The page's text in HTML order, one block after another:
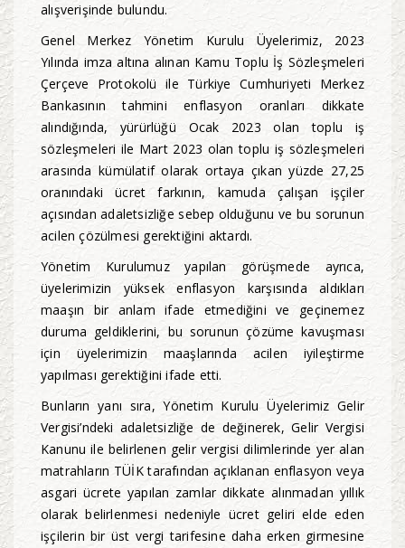
alışverişinde bulundu.
Genel Merkez Yönetim Kurulu Üyelerimiz, 2023
Yılında imza altına alınan Kamu Toplu İş Sözleşmeleri
Çerçeve Protokolü ile Türkiye Cumhuriyeti Merkez
Bankasının tahmini enflasyon oranları dikkate
alındığında, yürürlüğü Ocak 2023 olan toplu iş
sözleşmeleri ile Mart 2023 olan toplu iş sözleşmeleri
arasında kümülatif olarak ortaya çıkan yüzde 27,25
oranındaki ücret farkının, kamuda çalışan işçiler
açısından adaletsizliğe sebep olduğunu ve bu sorunun
acilen çözülmesi gerektiğini aktardı.
Yönetim Kurulumuz yapılan görüşmede ayrıca,
üyelerimizin yüksek enflasyon karşısında aldıkları
maaşın bir anlam ifade etmediğini ve geçinemez
duruma geldiklerini, bu sorunun çözüme kavuşması
için üyelerimizin maaşlarında acilen iyileştirme
yapılması gerektiğini ifade etti.
Bunların yanı sıra, Yönetim Kurulu Üyelerimiz Gelir
Vergisi’ndeki adaletsizliğe de değinerek, Gelir Vergisi
Kanunu ile belirlenen gelir vergisi dilimlerinde yer alan
matrahların TÜİK tarafından açıklanan enflasyon veya
asgari ücrete yapılan zamlar dikkate alınmadan yıllık
olarak belirlenmesi nedeniyle ücret geliri elde eden
işçilerin bir üst vergi tarifesine daha erken girmesine